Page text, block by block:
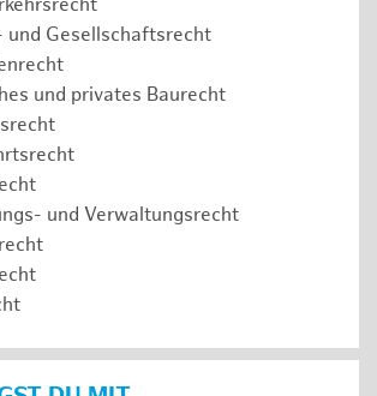
und Gesellschaftsrecht
und privates Baurecht
und Verwaltungsrecht